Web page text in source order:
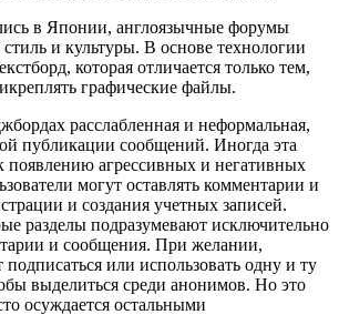
в Японии, англоязычные форумы
и культуры. В основе технологии
которая отличается только тем,
графические файлы.
расслабленная и неформальная,
публикации сообщений. Иногда эта
появлению агрессивных и негативных
могут оставлять комментарии и
и создания учетных записей.
разделы подразумевают исключительно
и сообщения. При желании,
подписаться или использовать одну и ту
выделиться среди анонимов. Но это
осуждается остальными